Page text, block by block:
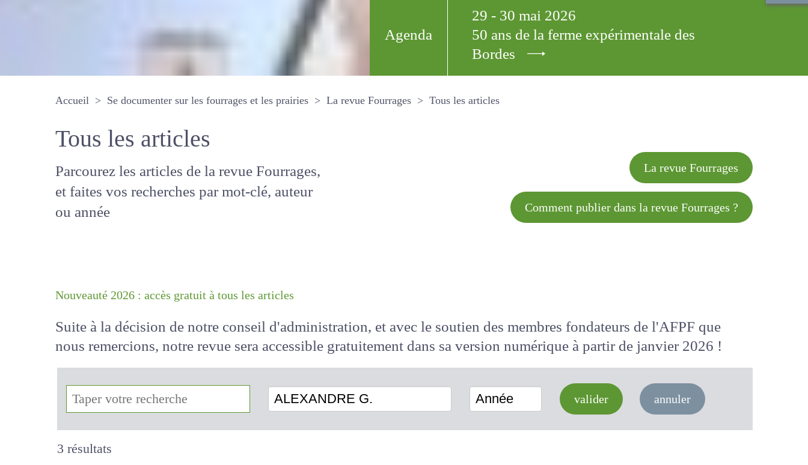
Agenda
29 - 30 mai 2026
50 ans de la ferme expérimentale des
Bordes
Accueil Se documenter sur les fourrages et les prairies La revue Fourrages Tous les articles
Tous les articles
Parcourez les articles de la revue
Fourrages, et faites vos recherches par
mot-clé, auteur ou année
La revue Fourrages
Comment publier dans la revue Fourrages ?
Suite à la décision de notre conseil d'administration, et avec le soutien des membres fondateurs de l'AFPF que
nous remercions, notre revue sera accessiblegratuitementdans sa version numériqueà partir de janvier 2026
!
ALEXANDRE G. Année valider annuler
3 résultats